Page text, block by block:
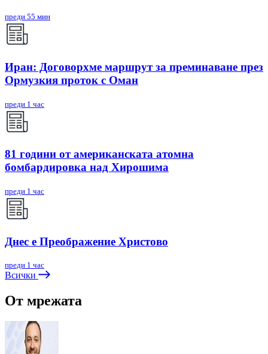
преди 55 мин
Иран: Договорхме маршрут за преминаване през
Ормузкия проток с Оман
преди 1 час
81 години от американската атомна
бомбардировка над Хирошима
преди 1 час
Днес е Преображение Христово
преди 1 час
Всички
От мрежата